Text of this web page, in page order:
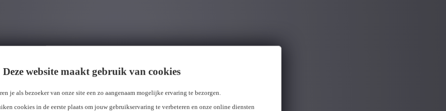
Deze website maakt gebruik van cookies
je als bezoeker van onze site een zo aangenaam mogelijke ervaring te bezorgen.
cookies in de eerste plaats om jouw gebruikservaring te verbeteren en onze online diensten